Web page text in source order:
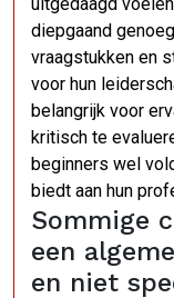
diepgaand
vraagstukken en
voor hun
belangrijk voor
kritisch te
beginners wel
biedt aan hun
Sommige
een
en niet